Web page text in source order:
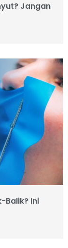
Jangan
Balik? Ini